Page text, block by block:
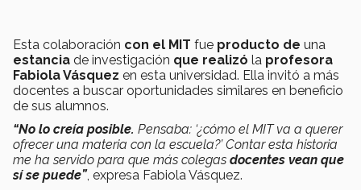
Esta colaboración con el MIT fue producto de una
estancia de investigación que realizó la profesora
Fabiola Vásquez en esta universidad. Ella invitó a más
docentes a buscar oportunidades similares en beneficio
de sus alumnos.
“No lo creía posible. Pensaba: ‘¿cómo el MIT va a querer
ofrecer una materia con la escuela?’ Contar esta historia
me ha servido para que más colegas docentes vean que
sí se puede”, expresa Fabiola Vásquez.